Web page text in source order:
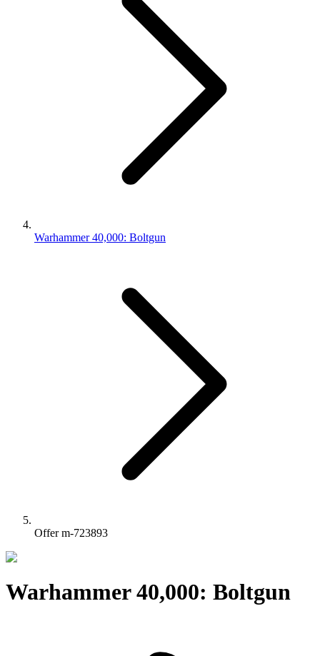
Warhammer 40,000: Boltgun
Offer m-723893
Warhammer 40,000: Boltgun